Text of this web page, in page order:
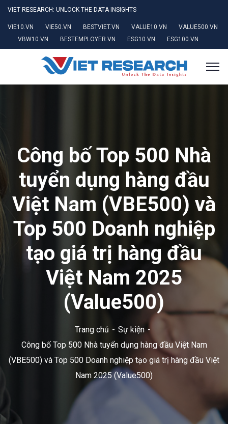
VIET RESEARCH: UNLOCK THE DATA INSIGHTS
VIE10.VN VIE50.VN BESTVIET.VN VALUE10.VN
VALUE500.VN
VBW10.VN
BESTEMPLOYER.VN ESG10.VN ESG100.VN
Công bố Top 500 Nhà
tuyển dụng hàng đầu
Việt Nam (VBE500) và
Top 500 Doanh nghiệp
tạo giá trị hàng đầu
Việt Nam 2025
(Value500)
Trang chủ
Sự kiện
Công bố Top 500 Nhà tuyển dụng hàng đầu Việt Nam
(VBE500) và Top 500 Doanh nghiệp tạo giá trị hàng đầu Việt
Nam 2025 (Value500)